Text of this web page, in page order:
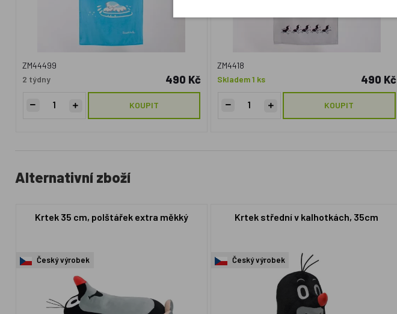
ZM44499
2 týdny
490 Kč
KOUPIT
ZM4418
Skladem 1 ks
490 Kč
KOUPIT
Alternativní zboží
Krtek 35 cm, polštářek extra měkký
Český výrobek
Krtek střední v kalhotkách, 35cm
Český výrobek